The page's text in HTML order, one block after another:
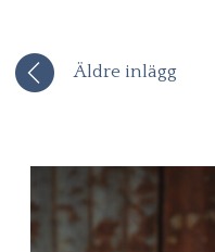
Äldre inlägg